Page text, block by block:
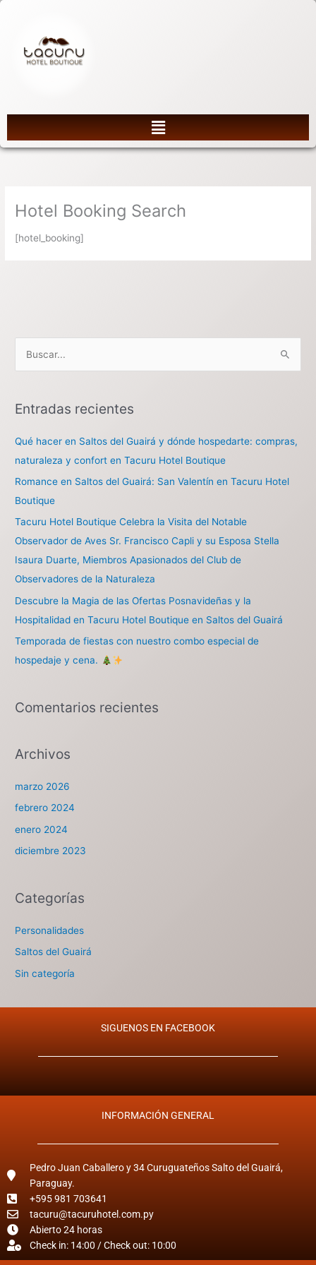
contenido
Menú
Hotel Booking Search
[hotel_booking]
c
:
Entradas recientes
Qué hacer en Saltos del Guairá y dónde hospedarte: compras,
naturaleza y confort en Tacuru Hotel Boutique
Romance en Saltos del Guairá: San Valentín en Tacuru Hotel
Boutique
Tacuru Hotel Boutique Celebra la Visita del Notable
Observador de Aves Sr. Francisco Capli y su Esposa Stella
Isaura Duarte, Miembros Apasionados del Club de
Observadores de la Naturaleza
Descubre la Magia de las Ofertas Posnavideñas y la
Hospitalidad en Tacuru Hotel Boutique en Saltos del Guairá
Temporada de fiestas con nuestro combo especial de
hospedaje y cena.
Comentarios recientes
Archivos
marzo 2026
febrero 2024
enero 2024
diciembre 2023
Categorías
Personalidades
Saltos del Guairá
Sin categoría
SIGUENOS EN FACEBOOK
INFORMACIÓN GENERAL
Pedro Juan Caballero y 34 Curuguateños Salto del Guairá,
Paraguay.
+595 981 703641
tacuru@tacuruhotel.com.py
Abierto 24 horas
Check in: 14:00 / Check out: 10:00